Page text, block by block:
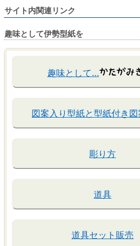
サイト内関連リンク
趣味として伊勢型紙を
趣味として…
図案入り型紙と型紙付き
彫り方
道具
道具セット販売